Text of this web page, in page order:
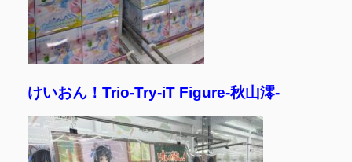
けいおん！Trio-Try-iT Figure-秋山澪-